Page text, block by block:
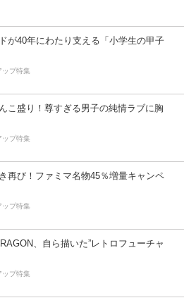
が40年にわたり支える「小学生の甲子
ップ特集
こ盛り！尊すぎる男子の純情ラブに胸
ップ特集
再び！ファミマ名物45％増量キャンペ
ップ特集
、自ら描いた”レトロフューチャ
ップ特集